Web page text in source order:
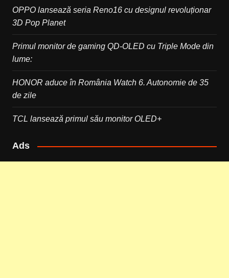
OPPO lansează seria Reno16 cu designul revoluționar
3D Pop Planet
Primul monitor de gaming QD-OLED cu Triple Mode din
lume:
HONOR aduce în România Watch 6. Autonomie de 35
de zile
TCL lansează primul său monitor OLED+
Ads